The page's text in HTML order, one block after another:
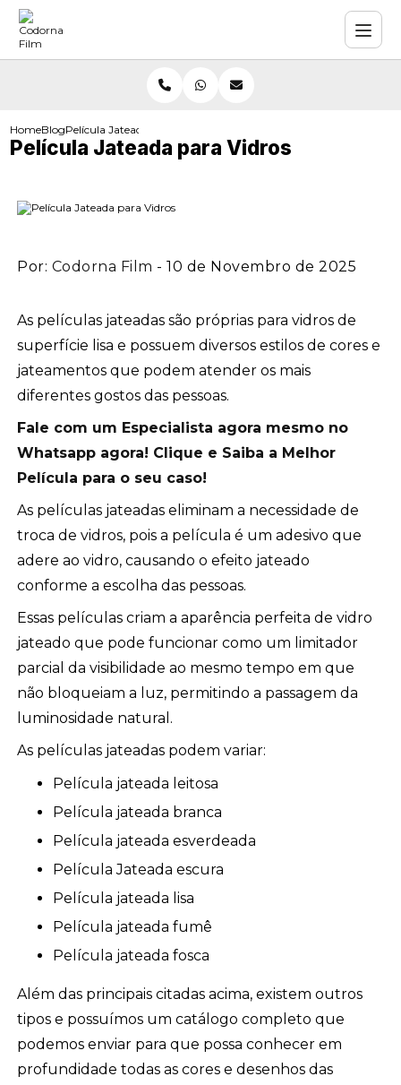
HomeBlogPelícula Jateada para Vidros
Película Jateada para Vidros
Por: Codorna Film - 10 de Novembro de 2025
As películas jateadas são próprias para vidros de
superfície lisa e possuem diversos estilos de cores e
jateamentos que podem atender os mais
diferentes gostos das pessoas.
Fale com um Especialista agora mesmo no
Whatsapp agora! Clique e Saiba a Melhor
Película para o seu caso!
As películas jateadas eliminam a necessidade de
troca de vidros, pois a película é um adesivo que
adere ao vidro, causando o efeito jateado
conforme a escolha das pessoas.
Essas películas criam a aparência perfeita de vidro
jateado que pode funcionar como um limitador
parcial da visibilidade ao mesmo tempo em que
não bloqueiam a luz, permitindo a passagem da
luminosidade natural.
As películas jateadas podem variar:
Película jateada leitosa
Película jateada branca
Película jateada esverdeada
Película Jateada escura
Película jateada lisa
Película jateada fumê
Película jateada fosca
Além das principais citadas acima, existem outros
tipos e possuímos um catálogo completo que
podemos enviar para que possa conhecer em
profundidade todas as cores e desenhos das